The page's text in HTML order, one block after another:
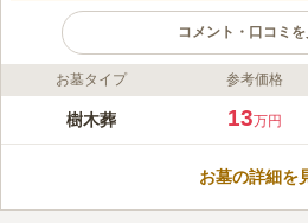
コメント・口コミを
ライフドット編集部のコメント
サクラテラスそめい樹木葬は、豊
プランにはすべての費用が含ま
お墓タイプ 参考価格
樹木葬 13万円
お墓の詳細を